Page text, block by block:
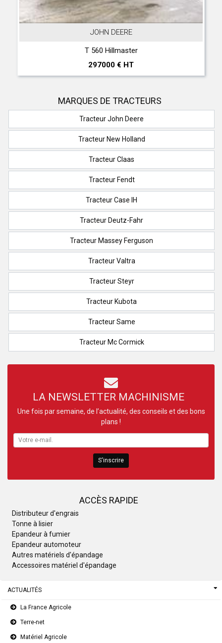
ACCÈS RAPIDE
Distributeur d'engrais
Tonne à lisier
Epandeur à fumier
Epandeur automoteur
Autres matériels d'épandage
Accessoires matériel d'épandage
JOHN DEERE
T 560 Hillmaster
297000 € HT
MARQUES DE TRACTEURS
Tracteur John Deere
Tracteur New Holland
Tracteur Claas
Tracteur Fendt
Tracteur Case IH
Tracteur Deutz-Fahr
Tracteur Massey Ferguson
Tracteur Valtra
Tracteur Steyr
Tracteur Kubota
Tracteur Same
Tracteur Mc Cormick
LA NEWSLETTER MACHINISME
Une fois par semaine, de l’actualité, des conseils et des bons
plans !
S'inscrire
ACTUALITÉS
La France Agricole
Terre-net
Matériel Agricole